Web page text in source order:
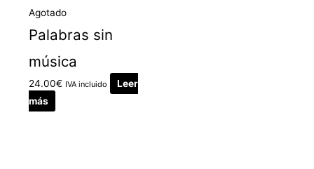
Agotado
Palabras sin
música
24.00€ IVA incluido
Leer
más